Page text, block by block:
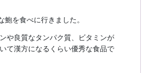
鮑を食べに行きました。
や良質なタンパク質、ビタミンが
て漢方になるくらい優秀な食品で